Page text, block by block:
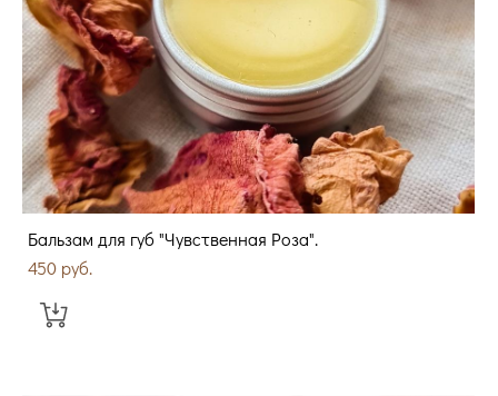
Бальзам для губ "Чувственная Роза".
450 pуб.